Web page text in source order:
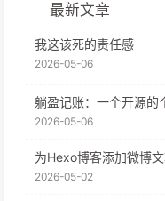
最新文章
我这该死的责任感
2026-05-06
躺盈记账：一个开源的
2026-05-06
为Hexo博客添加微博
2026-05-02